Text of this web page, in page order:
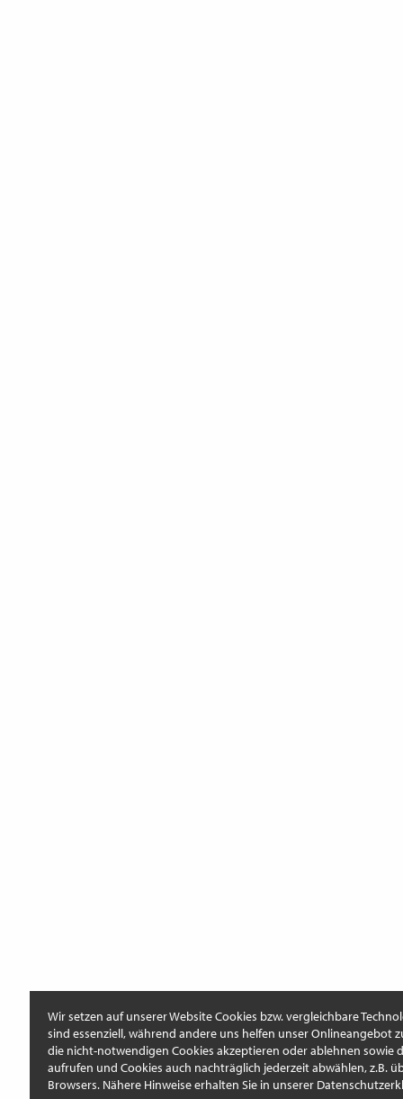
Wir setzen auf unserer Website Cookies bzw. vergleichbare
sind essenziell, während andere uns helfen unser Onlineangebot
die nicht-notwendigen Cookies akzeptieren oder ablehnen sowie
aufrufen und Cookies auch nachträglich jederzeit abwählen, z.B.
Browsers. Nähere Hinweise erhalten Sie in unserer